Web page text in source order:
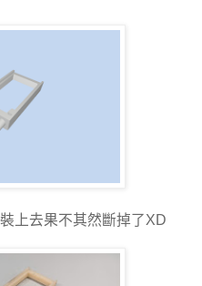
上去果不其然斷掉了XD